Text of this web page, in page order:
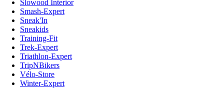
Slowood Interior
Smash-Expert
Sneak'In
Sneakids
Training-Fit
Trek-Expert
Triathlon-Expert
TripNBikers
Vélo-Store
Winter-Expert